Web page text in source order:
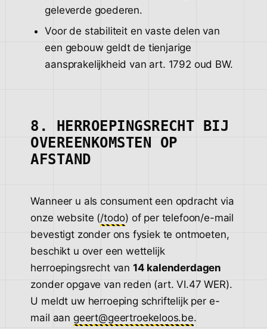
geleverde goederen.
Voor de stabiliteit en vaste delen van
een gebouw geldt de tienjarige
aansprakelijkheid van art. 1792 oud BW.
8. HERROEPINGSRECHT BIJ
OVEREENKOMSTEN OP
AFSTAND
Wanneer u als consument een opdracht via
onze website (/todo) of per telefoon/e-mail
bevestigt zonder ons fysiek te ontmoeten,
beschikt u over een wettelijk
herroepingsrecht van 14 kalenderdagen
zonder opgave van reden (art. VI.47 WER).
U meldt uw herroeping schriftelijk per e-
mail aan geert@geertroekeloos.be.